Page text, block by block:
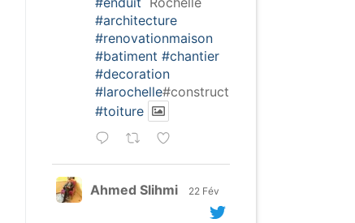
#architecture
#renovationmaison
#batiment #chantier
#decoration
#larochelle#construction
#toiture
Ahmed Slihmi 22 Fév